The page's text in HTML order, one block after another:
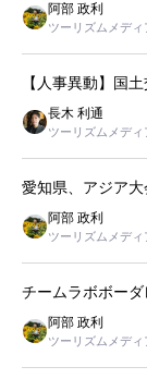
阿部 政利
ツーリズムメディ
【人事異動】国
長木 利通
ツーリズムメディ
愛知県、アジア
阿部 政利
ツーリズムメディ
チームラボボー
阿部 政利
ツーリズムメディ